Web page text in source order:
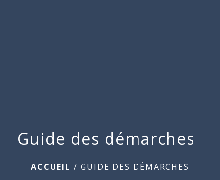
Guide des démarches
ACCUEIL / GUIDE DES DÉMARCHES